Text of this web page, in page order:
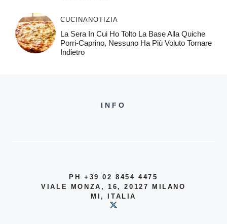
CUCINANOTIZIA
La Sera In Cui Ho Tolto La Base Alla Quiche
Porri-Caprino, Nessuno Ha Più Voluto Tornare
Indietro
INFO
PH +39 02 8454 4475
VIALE MONZA, 16, 20127 MILANO
MI, ITALIA